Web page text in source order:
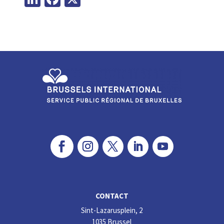
dI o
k
CONTACT
Sint-Lazarusplein, 2
1035 Brussel